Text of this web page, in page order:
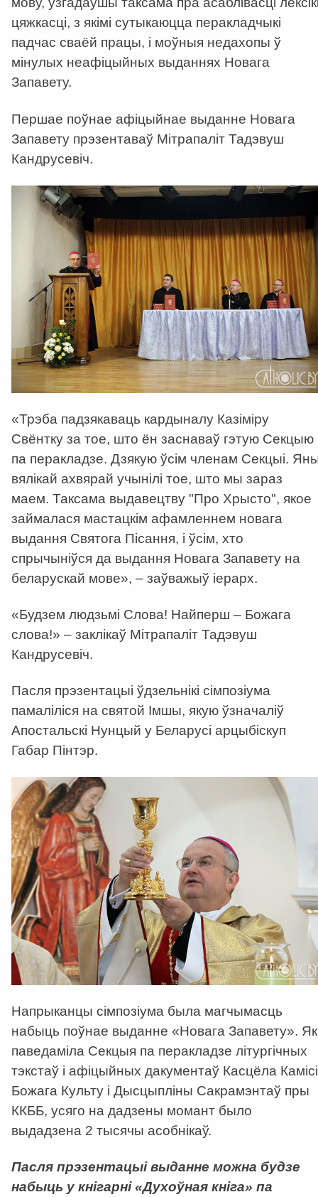
цяжкасці, з якімі сутыкаюцца перакладчыкі
падчас сваёй працы, і моўныя недахопы ў
мінулых неафіцыйных выданнях Новага
Запавету.
Першае поўнае афіцыйнае выданне Новага
Запавету прэзентаваў Мітрапаліт Тадэвуш
Кандрусевіч.
«Трэба падзякаваць кардыналу Казіміру
Свёнтку за тое, што ён заснаваў гэтую Секцыю
па перакладзе. Дзякую ўсім членам Секцыі.
вялікай ахвярай учынілі тое, што мы зараз
маем. Таксама выдавецтву "Про Хрысто", якое
займалася мастацкім афамленнем новага
выдання Святога Пісання, і ўсім, хто
спрычыніўся да выдання Новага Запавету на
беларускай мове», – заўважыў іерарх.
«Будзем людзьмі Слова! Найперш – Божага
слова!» – заклікаў Мітрапаліт Тадэвуш
Кандрусевіч.
Пасля прэзентацыі ўдзельнікі сімпозіума
памаліліся на святой Імшы, якую ўзначаліў
Апостальскі Нунцый у Беларусі арцыбіскуп
Габар Пінтэр.
Напрыканцы сімпозіума была магчымасць
набыць поўнае выданне «Новага Запавету». Як
паведаміла Секцыя па перакладзе літургічных
тэкстаў і афіцыйных дакументаў Касцёла
Божага Культу і Дысцыпліны Сакрамэнтаў пры
ККББ, усяго на дадзены момант было
выдадзена 2 тысячы асобнікаў.
Пасля прэзентацыі выданне можна будзе
набыць у кнігарні «Духоўная кніга» па